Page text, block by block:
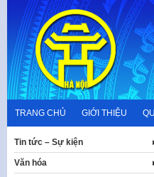
content
TRANG CHỦ GIỚI THIỆU
Tin tức – Sự kiện
Văn hóa